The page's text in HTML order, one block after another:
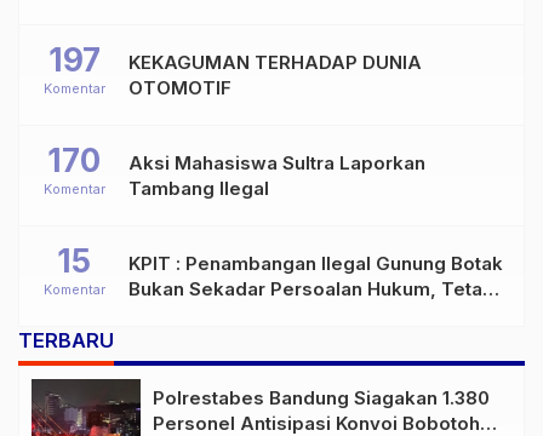
KEKAGUMAN TERHADAP DUNIA
OTOMOTIF
197
Komentar
Aksi Mahasiswa Sultra Laporkan
Tambang Ilegal
170
Komentar
KPIT : Penambangan Ilegal Gunung Botak
Bukan Sekadar Persoalan Hukum, Tetapi
15
Komentar
TERBARU
Polrestabes Bandung Siagakan 1.380
Personel Antisipasi Konvoi Bobotoh